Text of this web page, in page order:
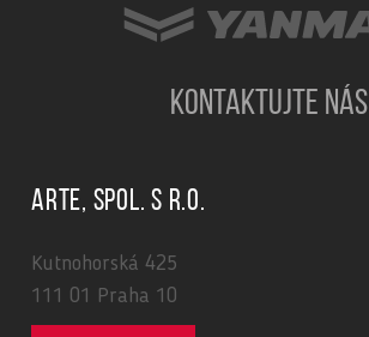
KONTAKTUJTE NÁS
ARTE, spol. s r.o.
Kutnohorská 425
111 01 Praha 10